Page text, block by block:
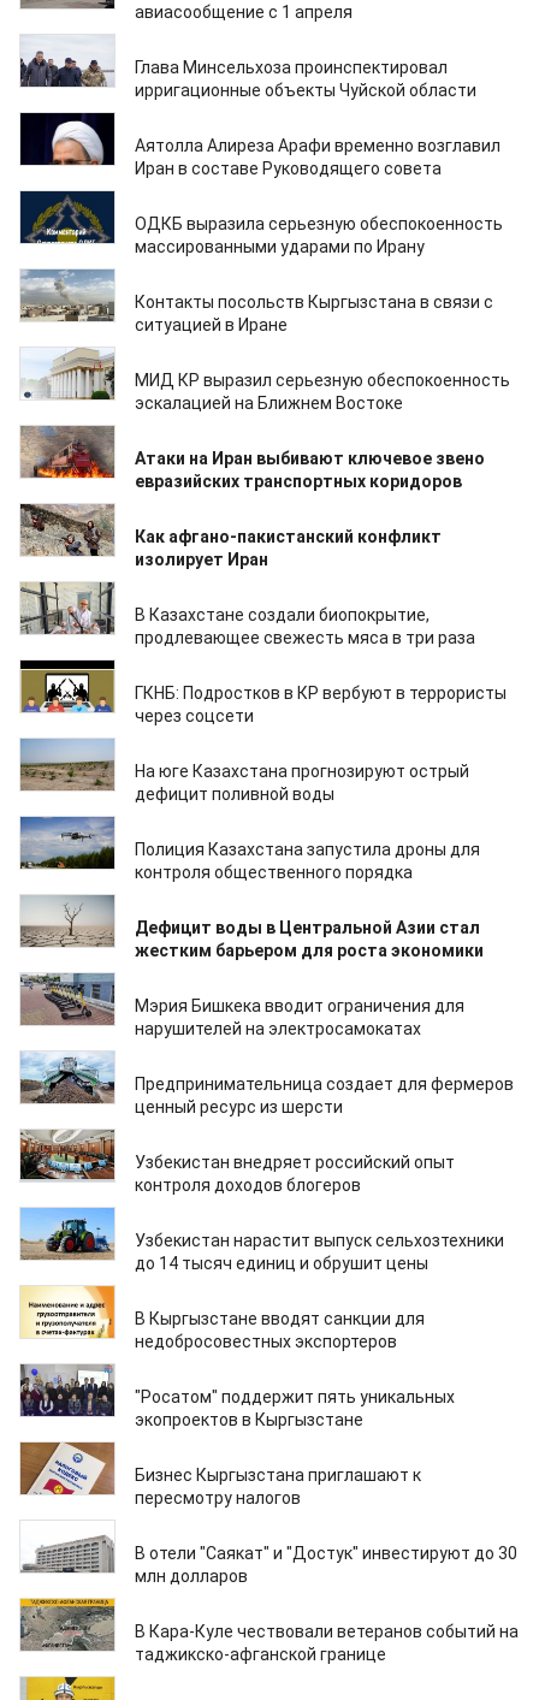
авиасообщение с 1 апреля
Глава Минсельхоза проинспектировал
ирригационные объекты Чуйской области
01.03.2026
Аятолла Алиреза Арафи временно возглавил
Иран в составе Руководящего совета
01.03.2026
ОДКБ выразила серьезную обеспокоенность
массированными ударами по Ирану
01.03.2026
Контакты посольств Кыргызстана в связи с
ситуацией в Иране
01.03.2026
МИД КР выразил серьезную обеспокоенность
эскалацией на Ближнем Востоке
01.03.2026
Атаки на Иран выбивают ключевое звено
евразийских транспортных коридоров
01.03.2026
Как афгано-пакистанский конфликт
изолирует Иран
01.03.2026
В Казахстане создали биопокрытие,
продлевающее свежесть мяса в три раза
01.03.2026
ГКНБ: Подростков в КР вербуют в террористы
через соцсети
28.02.2026
На юге Казахстана прогнозируют острый
дефицит поливной воды
28.02.2026
Полиция Казахстана запустила дроны для
контроля общественного порядка
28.02.2026
Дефицит воды в Центральной Азии стал
жестким барьером для роста экономики
28.02.2026
Мэрия Бишкека вводит ограничения для
нарушителей на электросамокатах
28.02.2026
Предпринимательница создает для фермеров
ценный ресурс из шерсти
27.02.2026
Узбекистан внедряет российский опыт
контроля доходов блогеров
27.02.2026
Узбекистан нарастит выпуск сельхозтехники
до 14 тысяч единиц и обрушит цены
27.02.2026
В Кыргызстане вводят санкции для
недобросовестных экспортеров
27.02.2026
"Росатом" поддержит пять уникальных
экопроектов в Кыргызстане
27.02.2026
Бизнес Кыргызстана приглашают к
пересмотру налогов
В отели "Саякат" и "Достук" инвестируют до 30
млн долларов
27.02.2026
В Кара-Куле чествовали ветеранов событий на
таджикско-афганской границе
27.02.2026